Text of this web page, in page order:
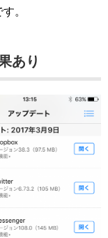
。
あり